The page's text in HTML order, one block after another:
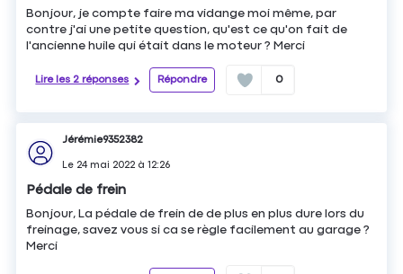
Bonjour, je compte faire ma vidange moi même, par
contre j'ai une petite question, qu'est ce qu'on fait de
l'ancienne huile qui était dans le moteur ? Merci
Lire les 2 réponses Répondre 0
Jérémie9352382
Le 24 mai 2022 à12:26
Pédale de frein
Bonjour, La pédale de frein de de plus en plus dure lors du
freinage, savez vous si ca se règle facilement au garage ?
Merci